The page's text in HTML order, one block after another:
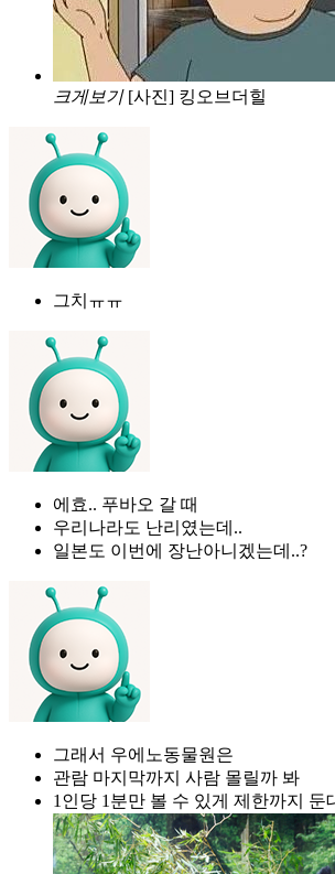
크게보기 [사진] 킹오브더힐
그치ㅠㅠ
에효.. 푸바오 갈 때
우리나라도 난리였는데..
일본도 이번에 장난아니겠는데..?
그래서 우에노동물원은
관람 마지막까지 사람 몰릴까 봐
1인당 1분만 볼 수 있게 제한까지 둔